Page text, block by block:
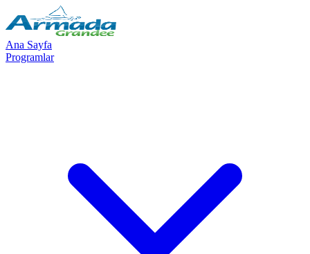
Ana Sayfa
Programlar